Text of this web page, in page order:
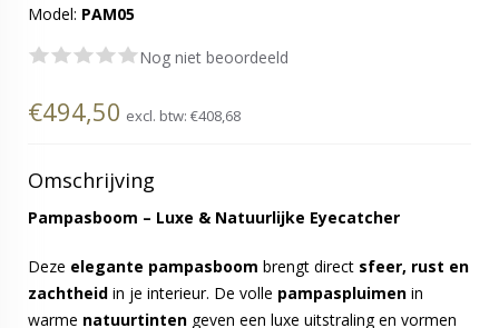
Model: PAM05
Nog niet beoordeeld
€494,50 excl. btw: €408,68
Omschrijving
Pampasboom – Luxe & Natuurlijke Eyecatcher
Deze elegante pampasboom brengt direct sfeer, rust en
zachtheid in je interieur. De volle pampaspluimen in
warme natuurtinten geven een luxe uitstraling en vormen